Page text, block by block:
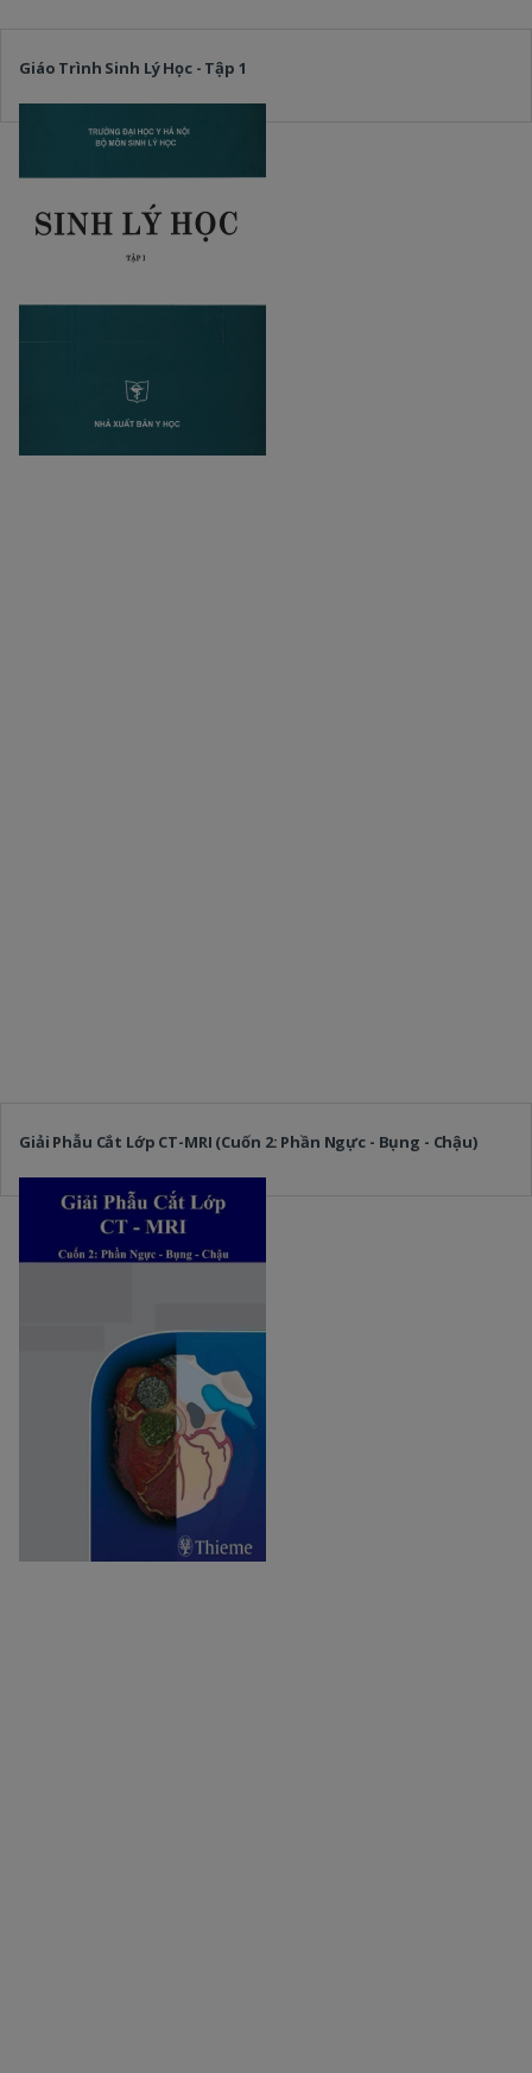
Giáo Trình Sinh Lý Học - Tập 1
Giải Phẫu Cắt Lớp CT-MRI (Cuốn 2: Phần Ngực - Bụng - Chậu)